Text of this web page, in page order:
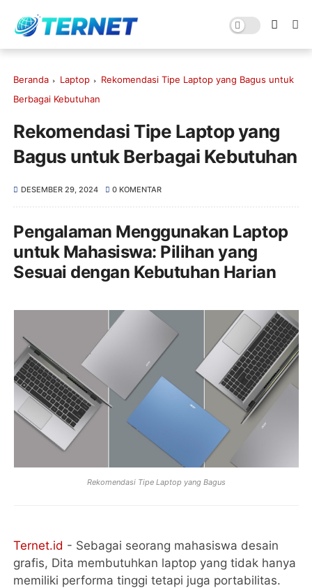
Beranda Laptop
Rekomendasi Tipe Laptop yang Bagus untuk
Berbagai Kebutuhan
Rekomendasi Tipe Laptop yang
Bagus untuk Berbagai Kebutuhan
DESEMBER 29, 2024 0 KOMENTAR
Pengalaman Menggunakan Laptop
untuk Mahasiswa: Pilihan yang
Sesuai dengan Kebutuhan Harian
Rekomendasi Tipe Laptop yang Bagus
Ternet.id - Sebagai seorang mahasiswa desain
grafis, Dita membutuhkan laptop yang tidak hanya
memiliki performa tinggi tetapi juga portabilitas.